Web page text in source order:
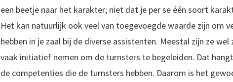
een beetje naar het karakter; niet dat je per se één soort
Het kan natuurlijk ook veel van toegevoegde waarde zijn om
hebben in je zaal bij de diverse assistenten. Meestal zijn ze wel
vaak initiatief nemen om de turnsters te begeleiden. Dat
de competenties die de turnsters hebben. Daarom is het